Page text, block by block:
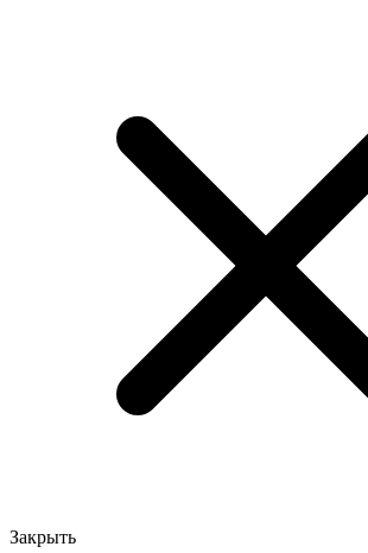
Закрыть